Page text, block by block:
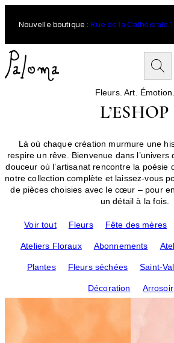
Nouvelle boutique : Rue de la Cathédrale
c
h
r
e
r
Fleurs. Art. Émotion.
L’ESHOP
Là où chaque création murmure une
respire un rêve. Bienvenue dans
douceur où l’artisanat rencontre la poésie
notre collection complète et laissez-vous
de pièces choisies avec le cœur – pour
un détail à la fois.
Voir tout Fleurs Fête des mères
Ateliers Floraux Abonnements
Plantes Fleurs séchées Saint-
Décoration Arrosoir